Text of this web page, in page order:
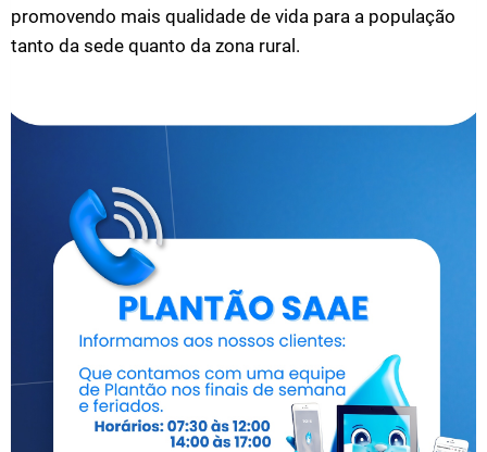
promovendo mais qualidade de vida para a população
tanto da sede quanto da zona rural.